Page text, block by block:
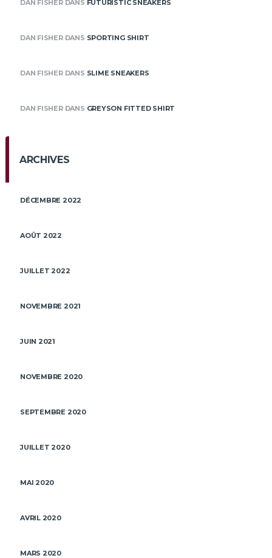
DAN FISHERDANS FUTURISTIC SNEAKERS
DAN FISHERDANS SPORTING SHIRT
DAN FISHERDANS SLIME SNEAKERS
DAN FISHERDANS GREYSON FITTED SHIRT
ARCHIVES
DÉCEMBRE 2022
AOÛT 2022
JUILLET 2022
NOVEMBRE 2021
JUIN 2021
NOVEMBRE 2020
SEPTEMBRE 2020
JUILLET 2020
MAI 2020
AVRIL 2020
MARS 2020